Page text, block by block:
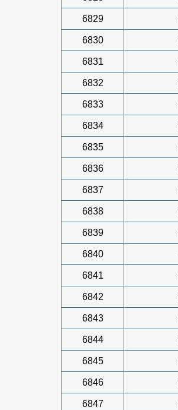
6829
6830
6831
6832
6833
6834
6835
6836
6837
6838
6839
6840
6841
6842
6843
6844
6845
6846
6847